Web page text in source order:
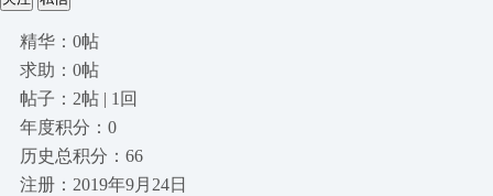
精华：0帖
求助：0帖
帖子：2帖 | 1回
年度积分：0
历史总积分：66
注册：2019年9月24日